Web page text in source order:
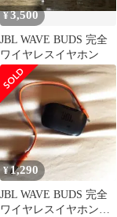
¥3,500
JBL WAVE BUDS 完全
ワイヤレスイヤホン
¥1,290
JBL WAVE BUDS 完全
ワイヤレスイヤホン